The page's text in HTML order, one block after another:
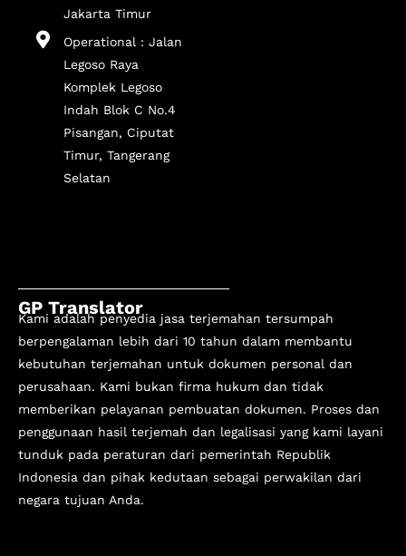
Jakarta Timur
Operational : Jalan
Legoso Raya
Komplek Legoso
Indah Blok C No.4
Pisangan, Ciputat
Timur, Tangerang
Selatan
GP Translator
Kami adalah penyedia jasa terjemahan tersumpah
berpengalaman lebih dari 10 tahun dalam membantu
kebutuhan terjemahan untuk dokumen personal dan
perusahaan. Kami bukan firma hukum dan tidak
memberikan pelayanan pembuatan dokumen. Proses dan
penggunaan hasil terjemah dan legalisasi yang kami layani
tunduk pada peraturan dari pemerintah Republik
Indonesia dan pihak kedutaan sebagai perwakilan dari
negara tujuan Anda.